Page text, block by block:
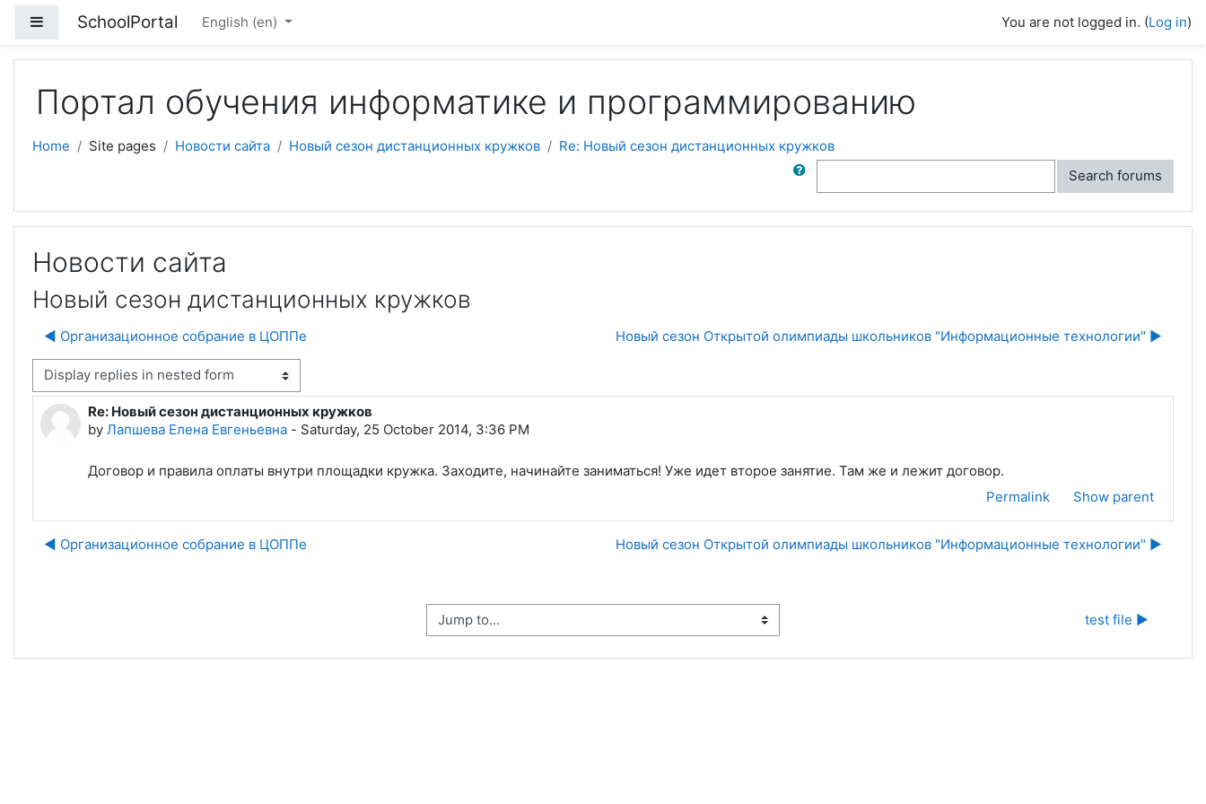
Side panel
SchoolPortal English ‎(en)‎ You are not logged in. (Log in)
Портал обучения информатике и программированию
Home Site pages Новости сайта Новый сезон дистанционных кружков Re: Новый сезон дистанционных кружков
Search
Search forums
Новости сайта
Новый сезон дистанционных кружков
◀︎ Организационное собрание в ЦОППе Новый сезон Открытой олимпиады школьников "Информационные технологии" ▶︎
mode
Re: Новый сезон дистанционных кружков
by Лапшева Елена Евгеньевна - Saturday, 25 October 2014, 3:36 PM
Number of replies: 0
Договор и правила оплаты внутри площадки кружка. Заходите, начинайте заниматься! Уже идет второе занятие. Там же и лежит договор.
Permalink
Show parent
◀︎ Организационное собрание в ЦОППе Новый сезон Открытой олимпиады школьников "Информационные технологии" ▶︎
Jump to... test file ▶︎